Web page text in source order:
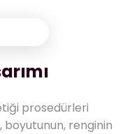
prosedürleri
boyutunun, renginin